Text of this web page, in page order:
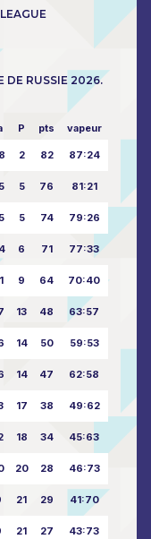
DE RUSSIE 2026.
P pts vapeur
2 82 87:24
5 76 81:21
5 74 79:26
6 71 77:33
9 64 70:40
13 48 63:57
14 50 59:53
14 47 62:58
17 38 49:62
18 34 45:63
20 28 46:73
21 29 41:70
21 27 43:73